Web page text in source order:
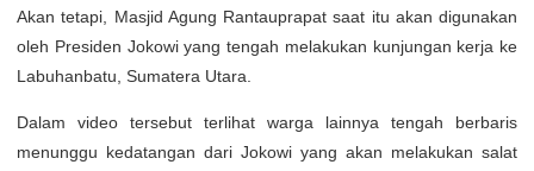
Akan tetapi, Masjid Agung Rantauprapat saat itu akan digunakan
oleh Presiden Jokowi yang tengah melakukan kunjungan kerja ke
Labuhanbatu, Sumatera Utara.
Dalam video tersebut terlihat warga lainnya tengah berbaris
menunggu kedatangan dari Jokowi yang akan melakukan salat